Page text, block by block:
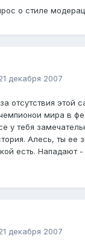
о стиле
декабря 2007
отсутствия этой
мира в
у тебя
Алесь, ты ее
есть. Нападают
декабря 2007